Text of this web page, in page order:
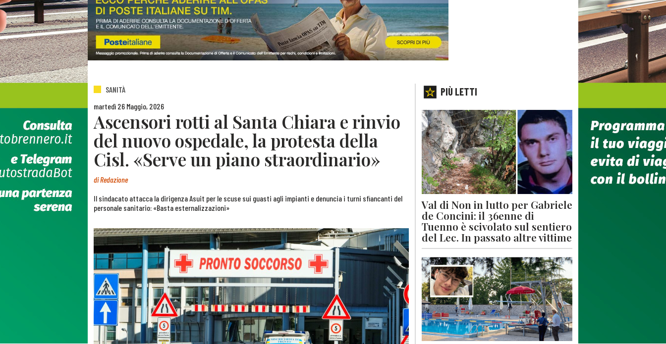
SANITÀ
martedì 26 Maggio, 2026
Ascensori rotti al Santa Chiara e rinvio
del nuovo ospedale, la protesta della
Cisl. «Serve un piano straordinario»
diRedazione
Il sindacato attacca la dirigenza Asuit per le scuse sui guasti agli impianti e denuncia i turni sfiancanti del
personale sanitario: «Basta esternalizzazioni»
PIÙ LETTI
Val di Non in lutto per Gabriele
de Concini: il 36enne di
Tuenno è scivolato sul sentiero
del Lec. In passato altre vittime